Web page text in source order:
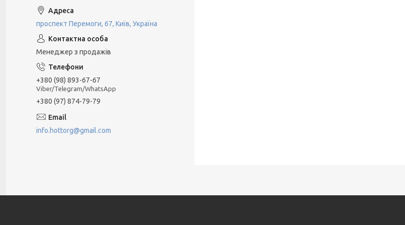
проспект Перемоги, 67, Київ, Україна
Менеджер з продажів
+380 (98) 893-67-67
Viber/Telegram/WhatsApp
+380 (97) 874-79-79
info.hottorg@gmail.com